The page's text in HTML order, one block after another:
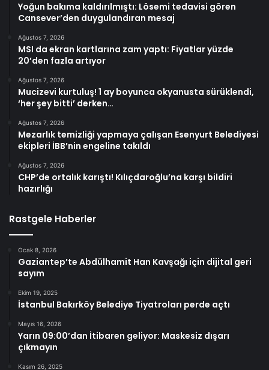
Yoğun bakıma kaldırılmıştı: Lösemi tedavisi gören
Cansever’den duygulandıran mesaj
Ağustos 7, 2026
MSI da ekran kartlarına zam yaptı: Fiyatlar yüzde
20’den fazla artıyor
Ağustos 7, 2026
Mucizevi kurtuluş! 1 ay boyunca okyanusta sürüklendi,
‘her şey bitti’ derken…
Ağustos 7, 2026
Mezarlık temizliği yapmaya çalışan Esenyurt Belediyesi
ekipleri İBB’nin engeline takıldı
Ağustos 7, 2026
CHP’de ortalık karıştı! Kılıçdaroğlu’na karşı bildiri
hazırlığı
Rastgele Haberler
Ocak 8, 2026
Gaziantep’te Abdülhamit Han Kavşağı için dijital geri
sayım
Ekim 19, 2025
İstanbul Bakırköy Belediye Tiyatroları perde açtı
Mayıs 16, 2026
Yarın 09:00’dan İtibaren geliyor: Maskesiz dışarı
çıkmayın
Kasım 26, 2025